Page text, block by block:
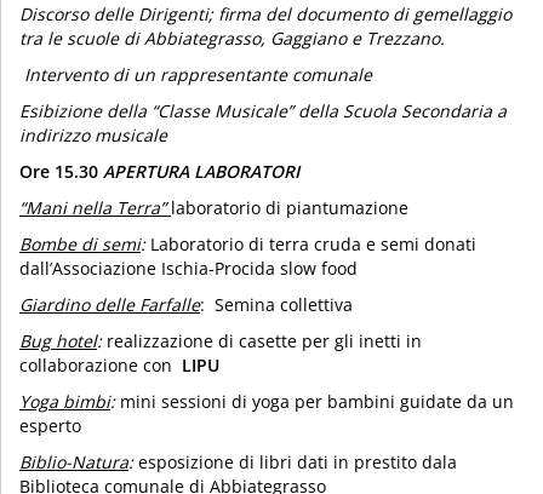
Discorso delle Dirigenti; firma del documento di gemellaggio
tra le scuole di Abbiategrasso, Gaggiano e Trezzano.
Intervento di un rappresentante comunale
Esibizione della “Classe Musicale” della Scuola Secondaria a
indirizzo musicale
Ore 15.30 APERTURA LABORATORI
“Mani nella Terra”laboratorio di piantumazione
Bombe di semi: Laboratorio di terra cruda e semi donati
dall’Associazione Ischia-Procida slow food
Giardino delle Farfalle: Semina collettiva
Bug hotel: realizzazione di casette per gli inetti in
collaborazione con LIPU
Yoga bimbi: mini sessioni di yoga per bambini guidate da un
esperto
Biblio-Natura:esposizione di libri dati in prestito dala
Biblioteca comunale di Abbiategrasso